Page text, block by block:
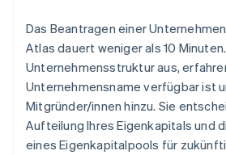
Das Beantragen einer
Atlas dauert weniger als 10
Unternehmensstruktur aus,
Unternehmensname verfügbar ist
Mitgründer/innen hinzu. Sie
Aufteilung Ihres Eigenkapitals und
eines Eigenkapitalpools für